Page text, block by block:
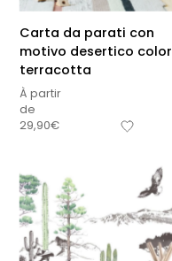
Carta da parati con
motivo desertico color
terracotta
À partir
de
29,90€